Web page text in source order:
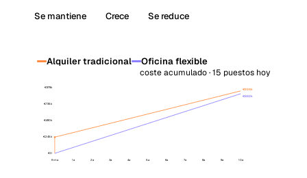
Se mantiene Crece Se reduce
Alquiler tradicional Oficina flexible
coste acumulado · 15 puestos hoy
€0
€245k
€490k
€735k
€979k
firma 1a 2a 3a 4a 5a 6a 7a 8a 9a 10a
€924k
€882k